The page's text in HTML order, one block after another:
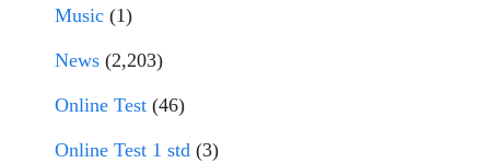
Music (1)
News (2,203)
Online Test (46)
Online Test 1 std (3)